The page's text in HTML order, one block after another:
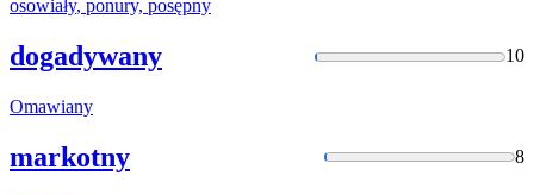
osowiały, ponury, posępny
dogadywany 10
Omawiany
markotny 8